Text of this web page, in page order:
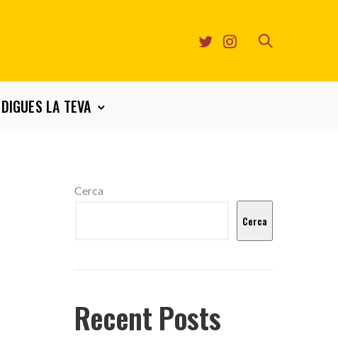
DIGUES LA TEVA
Cerca
Cerca
Recent Posts